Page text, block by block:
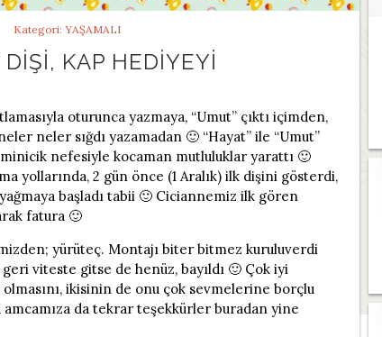
Kategori: YAŞAMALI
DIŞI, KAP HEDIYEYI
oturunca yazmaya, “Umut” çıktı içimden,
neler sığdı yazamadan 🙂 “Hayat” ile “Umut”
minicik nefesiyle kocaman mutluluklar yarattı 🙂
yollarında, 2 gün önce (1 Aralık) ilk dişini gösterdi,
başladı tabii 🙂 Ciciannemiz ilk gören
fatura 🙂
yürüteç. Montajı biter bitmez kuruluverdi
viteste gitse de henüz, bayıldı 🙂 Çok iyi
olmasını, ikisinin de onu çok sevmelerine borçlu
da tekrar teşekkürler buradan yine